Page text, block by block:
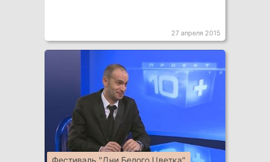
27 апреля 2015
Фестиваль "Дни Белого Цветка"